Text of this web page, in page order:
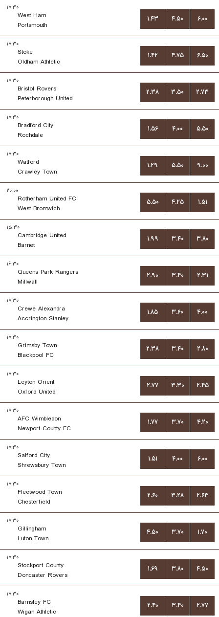
۱۷:۳۰
West Ham
Portsmouth
۱.۴۳ ۴.۵۰ ۶.۰۰
۱۷:۳۰
Stoke
Oldham Athletic
۱.۴۲ ۴.۷۵ ۶.۵۰
۱۷:۳۰
Bristol Rovers
Peterborough United
۲.۳۸ ۳.۵۰ ۲.۷۳
۱۷:۳۰
Bradford City
Rochdale
۱.۵۶ ۴.۰۰ ۵.۵۰
۱۷:۳۰
Watford
Crawley Town
۱.۲۹ ۵.۵۰ ۹.۰۰
۲۰:۰۰
Rotherham United FC
West Bromwich
۵.۵۰ ۴.۲۵ ۱.۵۱
۱۵:۳۰
Cambridge United
Barnet
۱.۹۹ ۳.۴۰ ۳.۸۰
۱۶:۳۰
Queens Park Rangers
Millwall
۲.۹۰ ۳.۴۰ ۲.۳۱
۱۷:۳۰
Crewe Alexandra
Accrington Stanley
۱.۸۵ ۳.۶۰ ۴.۰۰
۱۷:۳۰
Grimsby Town
Blackpool FC
۲.۳۸ ۳.۴۰ ۲.۸۰
۱۷:۳۰
Leyton Orient
Oxford United
۲.۷۷ ۳.۳۰ ۲.۴۵
۱۷:۳۰
AFC Wimbledon
Newport County FC
۱.۷۷ ۳.۷۰ ۴.۲۰
۱۷:۳۰
Salford City
Shrewsbury Town
۱.۵۱ ۴.۰۰ ۶.۰۰
۱۷:۳۰
Fleetwood Town
Chesterfield
۲.۶۰ ۳.۲۸ ۲.۶۳
۱۷:۳۰
Gillingham
Luton Town
۴.۵۰ ۳.۷۰ ۱.۷۰
۱۷:۳۰
Stockport County
Doncaster Rovers
۱.۶۹ ۳.۸۰ ۴.۵۰
۱۷:۳۰
Barnsley FC
Wigan Athletic
۲.۴۰ ۳.۴۰ ۲.۷۷